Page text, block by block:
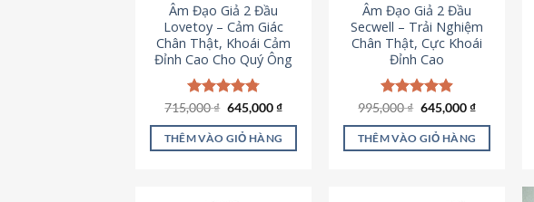
Âm Đạo Giả 2 Đầu
Lovetoy – Cảm Giác
Chân Thật, Khoái Cảm
Đỉnh Cao Cho Quý Ông
Được xếp
hạng4.79
5 sao
715,000₫ Giá
là:
715,000 ₫.
645,000₫Giá
tại
là:
THÊM VÀO GIỎ HÀNG
Âm Đạo Giả 2 Đầu
Secwell – Trải Nghiệm
Chân Thật, Cực Khoái
Đỉnh Cao
Được xếp
hạng4.88
5 sao
995,000₫ Giá
là:
995,000 ₫.
645,000₫Giá
tại
là:
THÊM VÀO GIỎ HÀNG